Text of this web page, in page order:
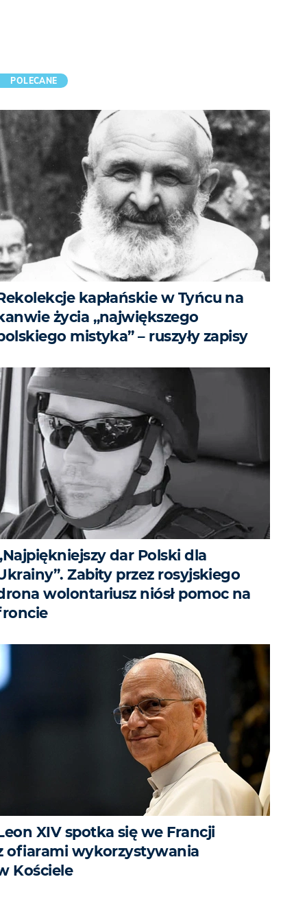
POLECANE
kapłańskie w Tyńcu na
życia „największego
mistyka” – ruszyły zapisy
dar Polski dla
Zabity przez rosyjskiego
wolontariusz niósł pomoc na
XIV spotka się we Francji
ofiarami wykorzystywania
Kościele